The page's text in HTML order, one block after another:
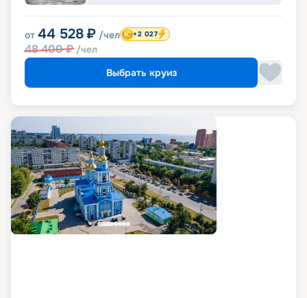
от 44 528 ₽ /чел
48 400₽ /чел
+2 027
Выбрать круиз